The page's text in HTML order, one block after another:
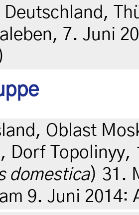
7. Juni
Oblast
Dorf Topolinyy,
domestica) 31.
9. Juni 2014: